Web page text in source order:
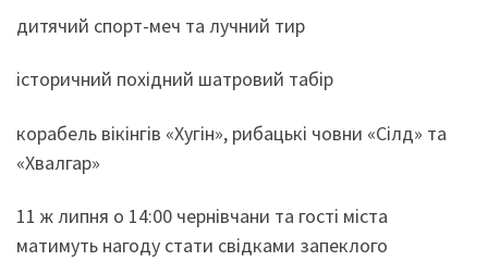
дитячий спорт-меч та лучний тир
історичний похідний шатровий табір
корабель вікінгів «Хугін», рибацькі човни «Сілд» та
«Хвалгар»
11 ж липня о 14:00 чернівчани та гості міста
матимуть нагоду стати свідками запеклого